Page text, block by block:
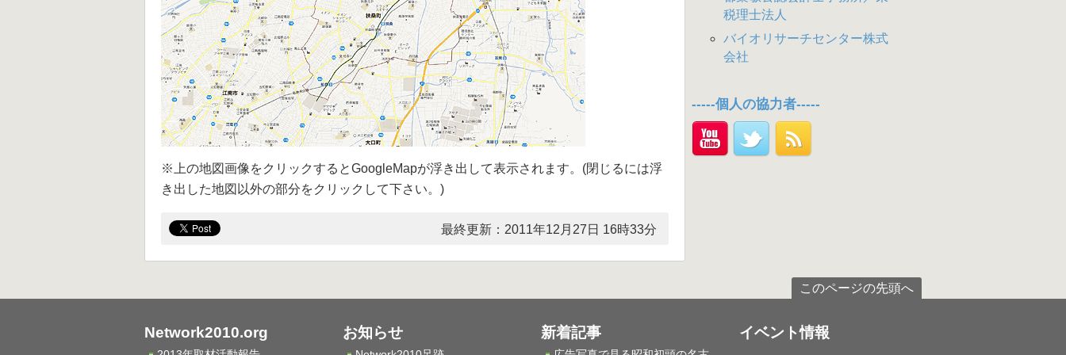
※上の地図画像をクリックするとGoogleMapが浮き出して表示されます。(閉じるには浮
き出した地図以外の部分をクリックして下さい。)
最終更新：2011年12月27日 16時33分
税理士法人
バイオリサーチセンター株式
会社
-----個人の協力者-----
このページの先頭へ
Network2010.org お知らせ 新着記事 イベント情報